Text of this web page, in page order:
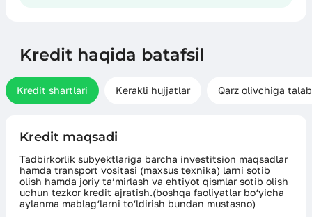
Kredit haqida batafsil
Kredit shartlari Kerakli hujjatlar Qarz olivchiga
Kredit maqsadi
Tadbirkorlik subyektlariga barcha investitsion maqsadlar
hamda transport vositasi (maxsus texnika) larni sotib
olish hamda joriy ta’mirlash va ehtiyot qismlar sotib olish
uchun tezkor kredit ajratish.(boshqa faoliyatlar bo‘yicha
aylanma mablag‘larni to‘ldirish bundan mustasno)